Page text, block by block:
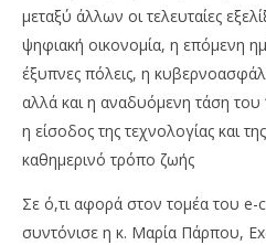
μεταξύ άλλων οι τελευταίες
ψηφιακή οικονομία, η επόμενη
έξυπνες πόλεις, η
αλλά και η αναδυόμενη τάση
η είσοδος της τεχνολογίας και
καθημερινό τρόπο ζωής
Σε ό,τι αφορά στον τομέα του
συντόνισε η κ. Μαρία Πάρπου,